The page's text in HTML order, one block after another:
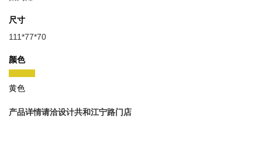
尺寸
111*77*70
颜色
黄色
产品详情请洽设计共和江宁路门店